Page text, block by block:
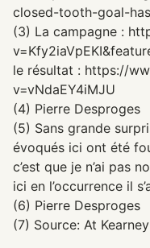
closed-tooth-goal-
(3) La campagne :
le résultat : https://
v=vNdaEY4iMJU
(4) Pierre Desproges
(5) Sans grande
évoqués ici ont été
c’est que je n’ai pas
ici en l’occurrence il
(6) Pierre Desproges
(7) Source: At